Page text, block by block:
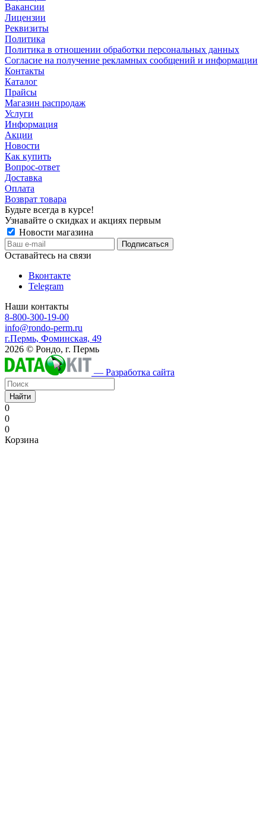
Вакансии
Лицензии
Реквизиты
Политика
Политика в отношении обработки персональных данных
Согласие на получение рекламных сообщений и информации
Контакты
Каталог
Прайсы
Магазин распродаж
Услуги
Информация
Акции
Новости
Как купить
Вопрос-ответ
Доставка
Оплата
Возврат товара
Будьте всегда в курсе!
Узнавайте о скидках и акциях первым
Новости магазина
Оставайтесь на связи
Вконтакте
Telegram
Наши контакты
8-800-300-19-00
info@rondo-perm.ru
г.Пермь, Фоминская, 49
2026 © Рондо, г. Пермь
— Разработка сайта
Найти
0
0
0
Корзина